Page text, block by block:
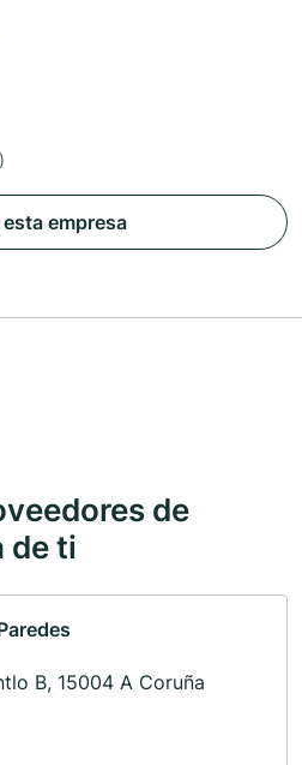
empresa
de
de ti
B, 15004 A Coruña